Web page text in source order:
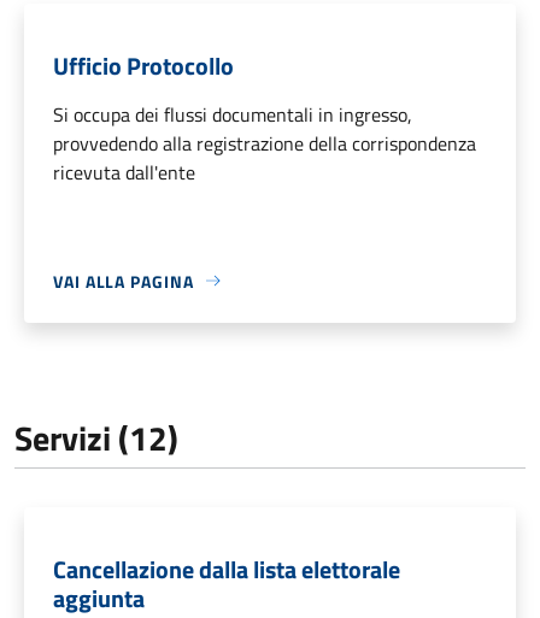
Ufficio Protocollo
Si occupa dei flussi documentali in ingresso,
provvedendo alla registrazione della corrispondenza
ricevuta dall'ente
VAI ALLA PAGINA
Servizi (12)
Cancellazione dalla lista elettorale
aggiunta